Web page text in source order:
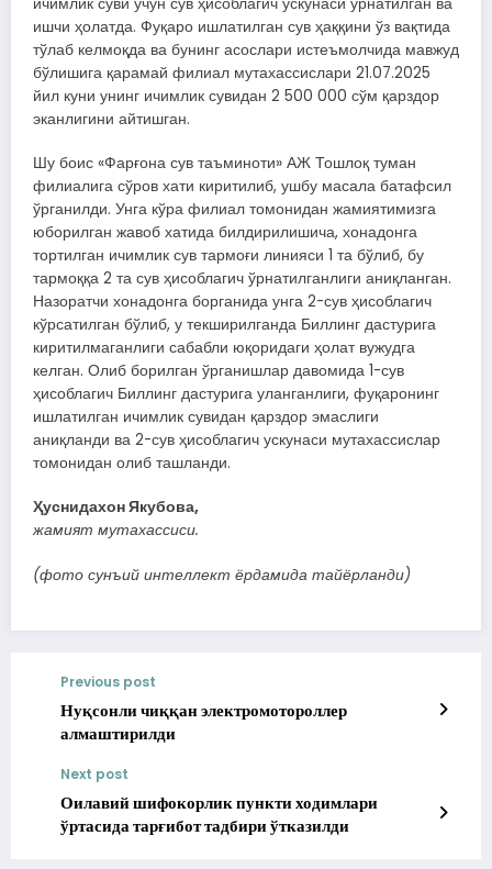
ишчи ҳолатда. Фуқаро ишлатилган сув ҳаққини ўз вақтида
тўлаб келмоқда ва бунинг асослари истеъмолчида мавжуд
бўлишига қарамай филиал мутахассислари 21.07.2025
йил куни унинг ичимлик сувидан 2 500 000 сўм қарздор
эканлигини айтишган.
Шу боис «Фарғона сув таъминоти» АЖ Тошлоқ туман
филиалига сўров хати киритилиб, ушбу масала батафсил
ўрганилди. Унга кўра филиал томонидан жамиятимизга
юборилган жавоб хатида билдирилишича, хонадонга
тортилган ичимлик сув тармоғи линияси 1 та бўлиб, бу
тармоққа 2 та сув ҳисоблагич ўрнатилганлиги аниқланган.
Назоратчи хонадонга борганида унга 2-сув ҳисоблагич
кўрсатилган бўлиб, у текширилганда Биллинг дастурига
киритилмаганлиги сабабли юқоридаги ҳолат вужудга
келган. Олиб борилган ўрганишлар давомида 1-сув
ҳисоблагич Биллинг дастурига уланганлиги, фуқаронинг
ишлатилган ичимлик сувидан қарздор эмаслиги
аниқланди ва 2-сув ҳисоблагич ускунаси мутахассислар
томонидан олиб ташланди.
Ҳуснидахон Якубова,
жамият мутахассиси.
(фото сунъий интеллект ёрдамида тайёрланди)
Previous post
Нуқсонли чиққан электромотороллер
алмаштирилди
Next post
Оилавий шифокорлик пункти ходимлари
ўртасида тарғибот тадбири ўтказилди